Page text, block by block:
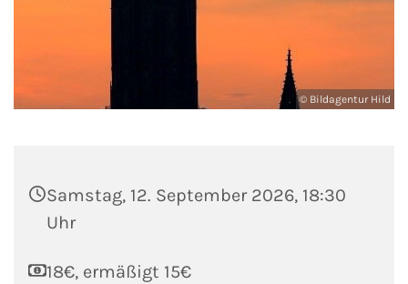
© Bildagentur Hild
Samstag, 12. September 2026, 18:30
Uhr
18€, ermäßigt 15€